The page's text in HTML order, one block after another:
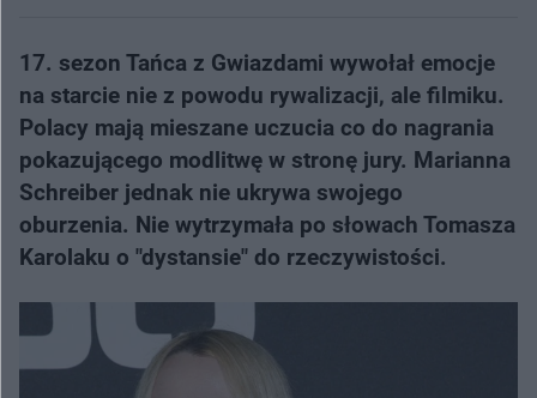
17. sezon Tańca z Gwiazdami wywołał emocje
na starcie nie z powodu rywalizacji, ale filmiku.
Polacy mają mieszane uczucia co do nagrania
pokazującego modlitwę w stronę jury. Marianna
Schreiber jednak nie ukrywa swojego
oburzenia. Nie wytrzymała po słowach Tomasza
Karolaku o "dystansie" do rzeczywistości.